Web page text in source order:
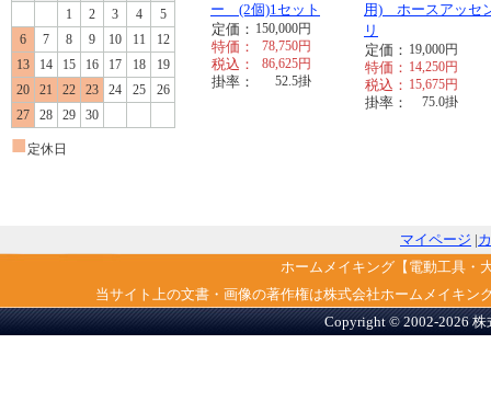
1
2 3 4
5
6
7 8 9 10 11
12
13
14 15 16 17 18
19
20
21 22 23 24 25
26
27
28 29 30
■ 定休日
ー (2個)1セット
定価： 150,000円
特価： 78,750円
税込： 86,625円
掛率： 52.5掛
用) ホースアッセ
リ
定価： 19,000円
特価： 14,250円
税込： 15,675円
掛率： 75.0掛
マイページ |
ホームメイキング【電動工具・
当サイト上の文書・画像の著作権は株式会社ホームメイキ
Copyright © 2002-2026